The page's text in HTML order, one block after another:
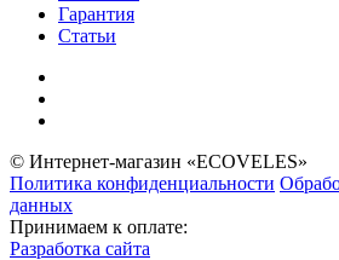
Гарантия
Статьи
© Интернет-магазин «ECOVELES»
Политика конфиденциальности
данных
Принимаем к оплате:
Разработка сайта